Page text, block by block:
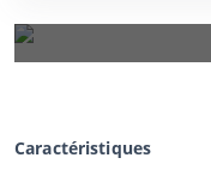
Caractéristiques